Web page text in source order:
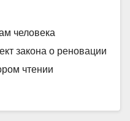
человека
закона о реновации
чтении